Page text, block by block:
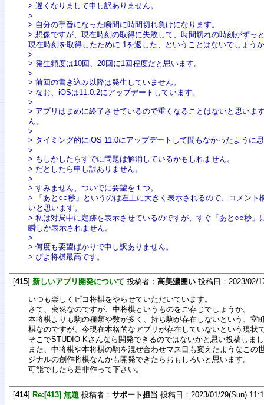
> 遅くなりまして申し訳ありません。
>
> 自分の手番になった瞬間に時間切れ負けになります。
> 想像ですが、現在時刻の取得に失敗して、時間切れの時刻がずっ
現在時刻を取得したために-1を返した、ということはないでしょう
>
> 発生頻度は10回、20回に1回程度だと思います。
>
> 前回の書き込み以降は発生していません。
> なお、iOSは11.0.2にアップデートしています。
>
> アプリはまめに終了させているので重くなることはないと思いま
ん。
>
> タイミング的にiOS 11.0にアップデートして間もなかったように
>
> もしかしたらすでに問題は解消しているかもしれません。
> だとしたら申し訳ありません。
>
> すみません、ついでに要望を１つ。
> 「あと○○秒」というのは左上に大きく表示されるので、コメント
いと思います。
> 私は対局中に定跡を表示させているのですが、すぐ「あと○○秒」
瞬しか表示されません。
>
> 何度も要望ばかりで申し訳ありません。
> ぴよ将棋最高です。
[415] 新しいアプリ開発について 投稿者： 高美濃囲い 投稿日：2023/02/
いつも楽しくピヨ将棋をやらせていただいています。
さて、突然なのですが、中将棋というものをご存じでしょうか。
本将棋よりも駒の種類や数が多く、持ち駒が存在しないという、室
棋なのですが、今現在本格的なアプリが存在していないという現状
そこでSTUDIO-Kさんなら開発できるのではないかと思い投稿しま
また、中将棋や本将棋の駒を混ぜ合わせマス目も変えたようなこの
ジナルの創作将棋なんかも開発できたらおもしろいと思います。
可能でしたら是非作って下さい。
[414] Re:[413] 無題 投稿者： サポート担当 投稿日：2023/01/29(Sun)